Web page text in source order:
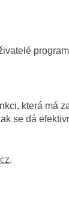
která má
se dá
.